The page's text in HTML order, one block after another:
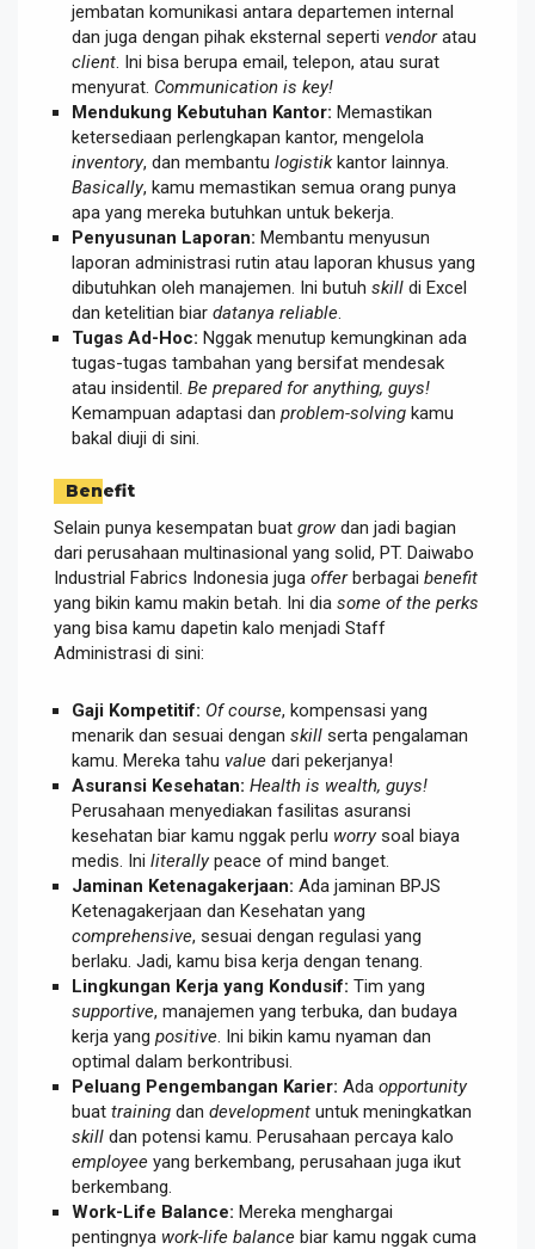
jembatan komunikasi antara departemen internal
dan juga dengan pihak eksternal seperti vendoratau
client. Ini bisa berupa email, telepon, atau surat
menyurat. Communication is key!
Mendukung Kebutuhan Kantor: Memastikan
ketersediaan perlengkapan kantor, mengelola
inventory, dan membantu logistikkantor lainnya.
Basically, kamu memastikan semua orang punya
apa yang mereka butuhkan untuk bekerja.
Penyusunan Laporan: Membantu menyusun
laporan administrasi rutin atau laporan khusus yang
dibutuhkan oleh manajemen. Ini butuh skill di Excel
dan ketelitian biar datanya reliable.
Tugas Ad-Hoc: Nggak menutup kemungkinan ada
tugas-tugas tambahan yang bersifat mendesak
atau insidentil. Be prepared for anything, guys!
Kemampuan adaptasi dan problem-solving kamu
bakal diuji di sini.
Benefit
Selain punya kesempatan buat grow dan jadi bagian
dari perusahaan multinasional yang solid, PT. Daiwabo
Industrial Fabrics Indonesia juga offerberbagai benefit
yang bikin kamu makin betah. Ini dia some of the perks
yang bisa kamu dapetin kalo menjadi Staff
Administrasi di sini:
Gaji Kompetitif: Of course, kompensasi yang
menarik dan sesuai dengan skill serta pengalaman
kamu. Mereka tahu value dari pekerjanya!
Asuransi Kesehatan: Health is wealth, guys!
Perusahaan menyediakan fasilitas asuransi
kesehatan biar kamu nggak perlu worrysoal biaya
medis. Ini literallypeace of mind banget.
Jaminan Ketenagakerjaan: Ada jaminan BPJS
Ketenagakerjaan dan Kesehatan yang
comprehensive, sesuai dengan regulasi yang
berlaku. Jadi, kamu bisa kerja dengan tenang.
Lingkungan Kerja yang Kondusif: Tim yang
supportive, manajemen yang terbuka, dan budaya
kerja yang positive . Ini bikin kamu nyaman dan
optimal dalam berkontribusi.
Peluang Pengembangan Karier: Ada opportunity
buat training dan development untuk meningkatkan
skill dan potensi kamu. Perusahaan percaya kalo
employee yang berkembang, perusahaan juga ikut
berkembang.
Work-Life Balance: Mereka menghargai
pentingnya work-life balance biar kamu nggak cuma